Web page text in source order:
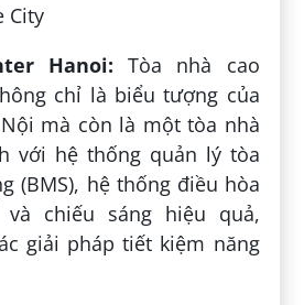
City
Hanoi: Tòa nhà cao
chỉ là biểu tượng của
mà còn là một tòa nhà
với hệ thống quản lý tòa
(BMS), hệ thống điều hòa
và chiếu sáng hiệu quả,
giải pháp tiết kiệm năng